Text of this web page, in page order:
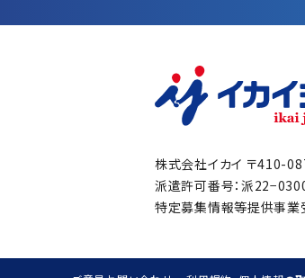
株式会社イカイ 〒410-
派遣許可番号：派
特定募集情報等提供事業